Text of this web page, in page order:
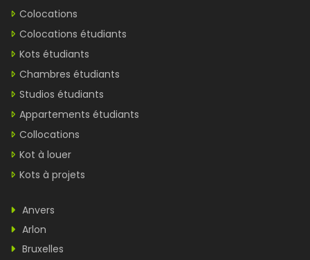
Colocations
Colocations étudiants
Kots étudiants
Chambres étudiants
Studios étudiants
Appartements étudiants
Collocations
Kot à louer
Kots à projets
Anvers
Arlon
Bruxelles